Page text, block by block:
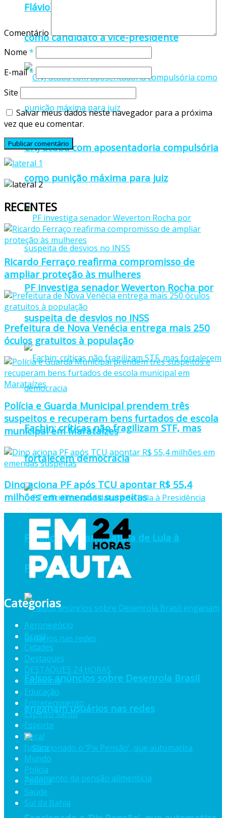
Flávio Bolsonaro anuncia Alfredo Gaspar
como candidato a vice-presidente
CNJ acaba com aposentadoria compulsória
como punição máxima para juiz
PF investiga senador Weverton Rocha por
suspeita de desvios no INSS
Fachin: críticas não fragilizam STF, mas
fortalecem democracia
PT oficializa candidatura de Lula à
Presidência
Falsos anúncios sobre Desenrola Brasil
enganam usuários nas redes
Comentário
Nome *
E-mail*
Site
Salvar meus dados neste navegador para a próxima
vez que eu comentar.
RECENTES
Ricardo Ferraço reafirma compromisso de
ampliar proteção às mulheres
Prefeitura de Nova Venécia entrega mais 250
óculos gratuitos à população
Polícia e Guarda Municipal prendem três
suspeitos e recuperam bens furtados de escola
municipal em Marataízes
Dino aciona PF após TCU apontar R$ 55,4
milhões em emendas suspeitas
Categorias
Agronegócio
Brasil
Cidades
Destaques
DESTAQUES 24 HORAS
Economia
Educação
Entretenimento
Espiríto Santo
Esporte
Geral
Justiça
Mundo
Polícia
Política
Saúde
Sul da Bahia